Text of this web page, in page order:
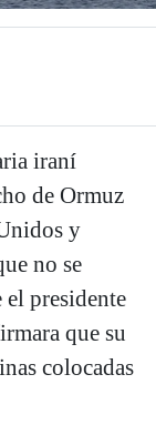
Icon
iraní
de Ormuz
y
no se
el presidente
que su
colocadas